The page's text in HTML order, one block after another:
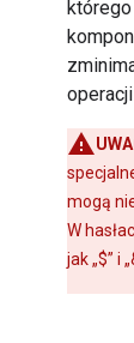
mogą
W
jak „$” i